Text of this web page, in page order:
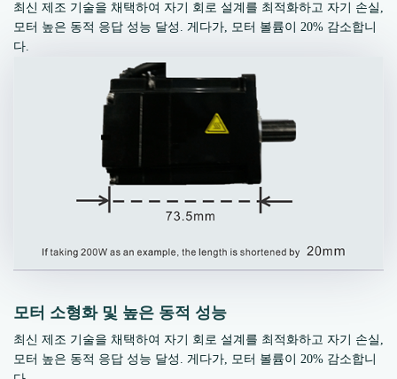
최신 제조 기술을 채택하여 자기 회로 설계를 최적화하고 자기 손실,
모터 높은 동적 응답 성능 달성. 게다가, 모터 볼륨이 20% 감소합니
다.
모터 소형화 및 높은 동적 성능
최신 제조 기술을 채택하여 자기 회로 설계를 최적화하고 자기 손실,
모터 높은 동적 응답 성능 달성. 게다가, 모터 볼륨이 20% 감소합니